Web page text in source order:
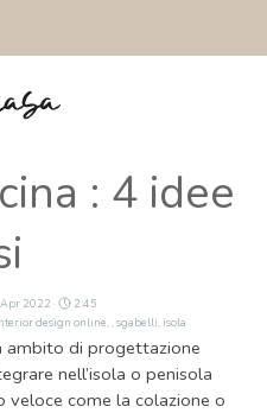
: 4 idee
2022 ·
2:45
design online, ,sgabelli, isola
ambito di progettazione
nell’isola o penisola
veloce come la colazione o